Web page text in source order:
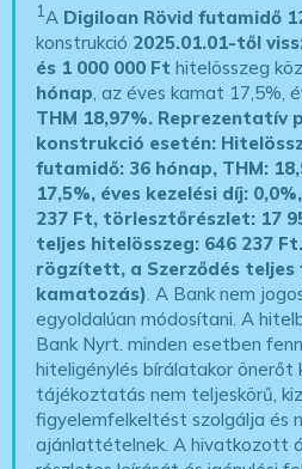
1A Digiloan Rövid futamidő
konstrukció 2025.01.01-től
és 1 000 000 Ft hitelösszeg
hónap, az éves kamat 17,5%,
THM 18,97%. Reprezentatív
konstrukció esetén:
futamidő: 36 hónap, THM:
17,5%, éves kezelési díj:
237 Ft, törlesztőrészlet: 17
teljes hitelösszeg: 646 237
rögzített, a Szerződés
kamatozás). A Bank nem
egyoldalúan módosítani. A
Bank Nyrt. minden esetben
hiteligénylés bírálatakor önerőt
tájékoztatás nem teljeskörű,
figyelemfelkeltést szolgálja és
ajánlattételnek. A hivatkozott